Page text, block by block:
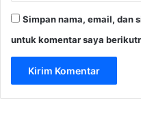
t
a
Simpan nama, email, dan
untuk komentar saya